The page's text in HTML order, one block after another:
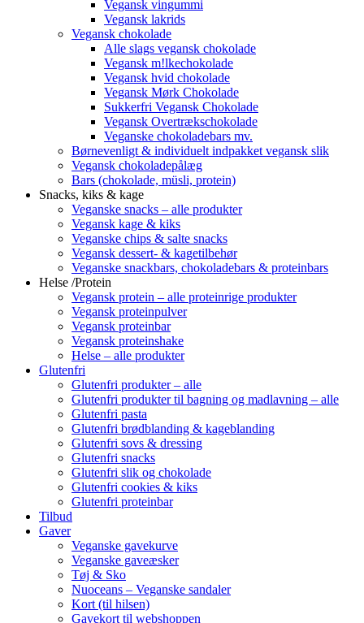
Vegansk vingummi
Vegansk lakrids
Vegansk chokolade
Alle slags vegansk chokolade
Vegansk m!lkechokolade
Vegansk hvid chokolade
Vegansk Mørk Chokolade
Sukkerfri Vegansk Chokolade
Vegansk Overtrækschokolade
Veganske chokoladebars mv.
Børnevenligt & individuelt indpakket vegansk slik
Vegansk chokoladepålæg
Bars (chokolade, müsli, protein)
Snacks, kiks & kage
Veganske snacks – alle produkter
Vegansk kage & kiks
Veganske chips & salte snacks
Vegansk dessert- & kagetilbehør
Veganske snackbars, chokoladebars & proteinbars
Helse /Protein
Vegansk protein – alle proteinrige produkter
Vegansk proteinpulver
Vegansk proteinbar
Vegansk proteinshake
Helse – alle produkter
Glutenfri
Glutenfri produkter – alle
Glutenfri produkter til bagning og madlavning – alle
Glutenfri pasta
Glutenfri brødblanding & kageblanding
Glutenfri sovs & dressing
Glutenfri snacks
Glutenfri slik og chokolade
Glutenfri cookies & kiks
Glutenfri proteinbar
Tilbud
Gaver
Veganske gavekurve
Veganske gaveæsker
Tøj & Sko
Nuoceans – Veganske sandaler
Kort (til hilsen)
Gavekort til webshoppen